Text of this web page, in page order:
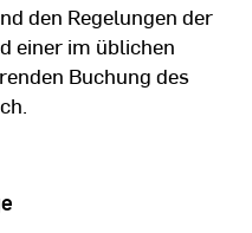
den Regelungen der
einer im üblichen
Buchung des